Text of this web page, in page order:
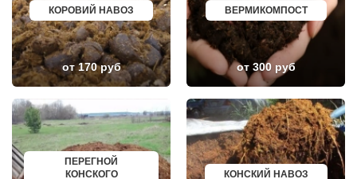
НАРО-ФОМИНСК
НАХАБИНО
НЕКРАСОВКА
НЕКРАСОВСКИЙ
НЕМЧИНОВКА
НИЖНЕЕ ВАЛУЕВО
НОВИНКИ
НОВОИВАНОВСКОЕ
НОВОПЕТРОВСКОЕ
НОВОПОДРЕЗКОВО
НОВОСИНЬКОВО
НОГИНСК
ОБОЛЕНСК
БЕЛОЯРСКИЙ
ГУСЬ ХРУСТАЛЬНЫЙ
ИЗБЕРБАШ
НАЗРАНЬ
АБИНСК
ПЕРЕВОЗ
ИСКИТИМ
КЫЗЫЛ
МИХАЙЛОВКА
АКСАЙ
ПЕРЕСЛАВЛЬ ЗАЛЕССКИЙ
ЖУКОВ
КУРЧАТОВ
КОРОВИЙ НАВОЗ
от 170 руб
ВЕРМИКОМПОСТ
от 300 руб
ПЕРЕГНОЙ
КОНСКОГО
КОНСКИЙ НАВОЗ